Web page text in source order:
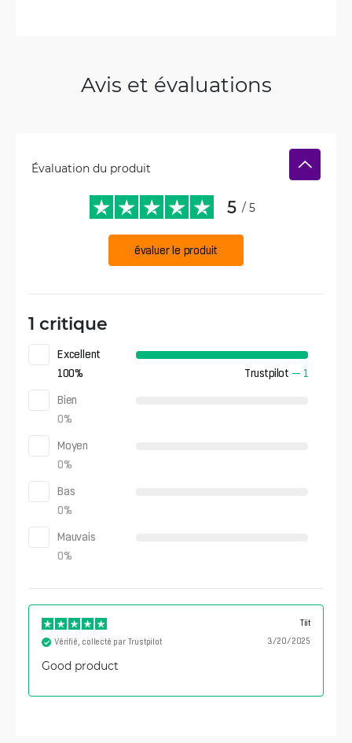
Avis et évaluations
Évaluation du produit
5 / 5
évaluer le produit
1 critique
Excellent
100% Trustpilot — 1
Bien
0%
Moyen
0%
Bas
0%
Mauvais
0%
Tiit
3/20/2025
Vérifié, collecté par Trustpilot
Good product